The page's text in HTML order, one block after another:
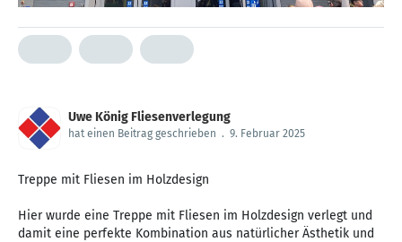
Uwe König Fliesenverlegung
hat einen Beitrag geschrieben . 9. Februar 2025
Treppe mit Fliesen im Holzdesign
Hier wurde eine Treppe mit Fliesen im Holzdesign verlegt und
damit eine perfekte Kombination aus natürlicher Ästhetik und